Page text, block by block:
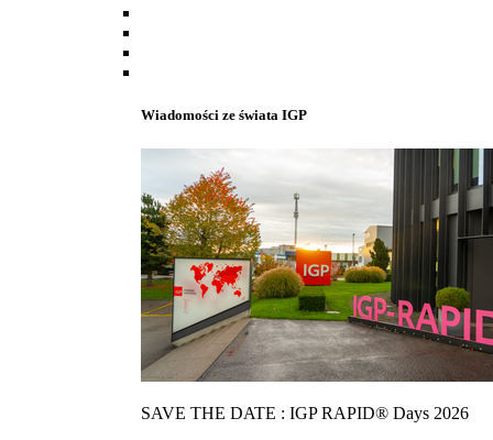
Wiadomości ze świata IGP
SAVE THE DATE : IGP RAPID® Days 2026